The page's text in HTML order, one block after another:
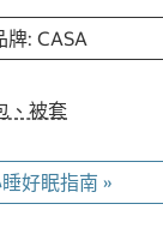
牌: CASA
、被套
好眠指南 »